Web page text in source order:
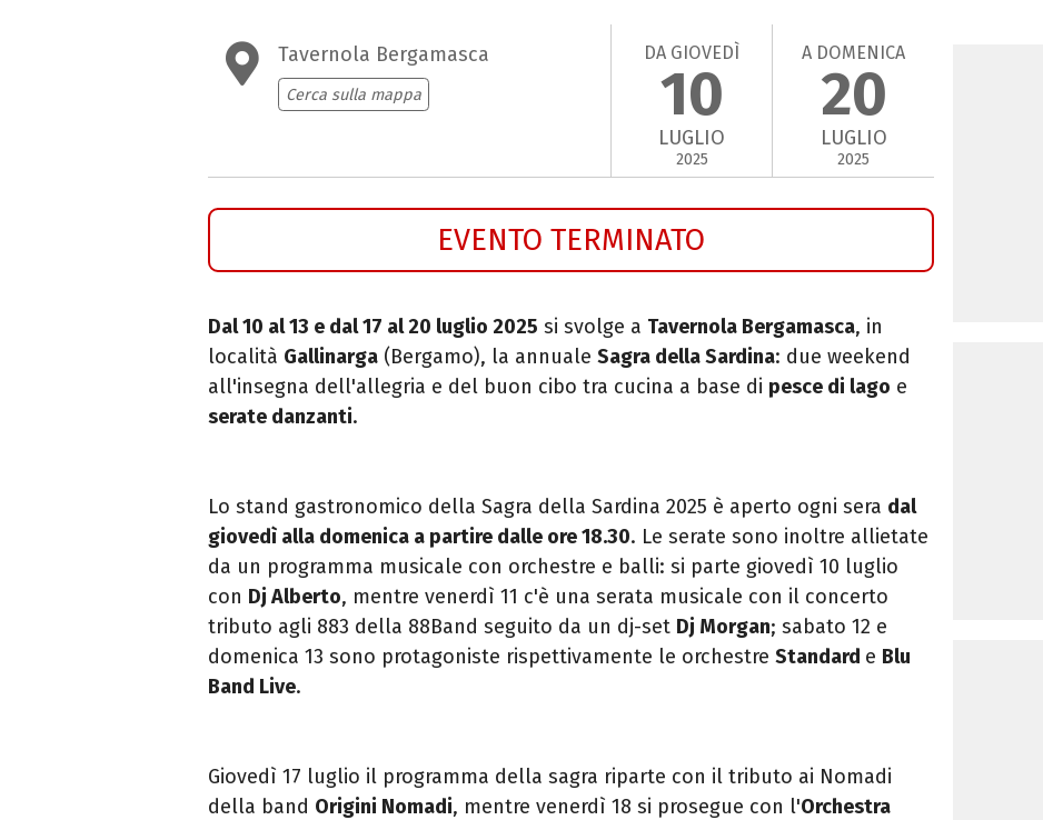
Tavernola Bergamasca
Cerca sulla mappa
DA GIOVEDÌ
10
LUGLIO
2025
A DOMENICA
20
LUGLIO
2025
EVENTO TERMINATO
Dal 10 al 13 e dal 17 al 20 luglio 2025 si svolge a Tavernola Bergamasca, in
località Gallinarga (Bergamo), la annuale Sagra della Sardina: due weekend
all'insegna dell'allegria e del buon cibo tra cucina a base di pesce di lago e
serate danzanti.
Lo stand gastronomico della Sagra della Sardina 2025 è aperto ogni sera dal
giovedì alla domenica a partire dalle ore 18.30. Le serate sono inoltre allietate
da un programma musicale con orchestre e balli: si parte giovedì 10 luglio
con Dj Alberto, mentre venerdì 11 c'è una serata musicale con il concerto
tributo agli 883 della 88Band seguito da un dj-set Dj Morgan; sabato 12 e
domenica 13 sono protagoniste rispettivamente le orchestre Standard e Blu
Band Live.
Giovedì 17 luglio il programma della sagra riparte con il tributo ai Nomadi
della band Origini Nomadi, mentre venerdì 18 si prosegue con l'Orchestra